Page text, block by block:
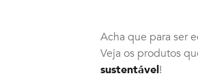
Acha que para ser
Veja os produtos
sustentável!